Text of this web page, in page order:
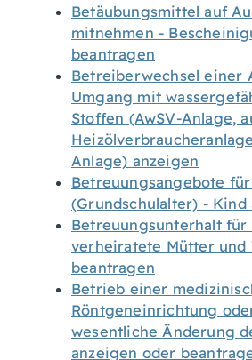
Betäubungsmittel auf
mitnehmen -
beantragen
Betreiberwechsel einer
Umgang mit
Stoffen (AwSV-Anlage,
Anlage) anzeigen
Betreuungsangebote
(Grundschulalter) - Kind
Betreuungsunterhalt für
verheiratete Mütter und
beantragen
Betrieb einer
Röntgeneinrichtung
wesentliche Änderung
anzeigen oder